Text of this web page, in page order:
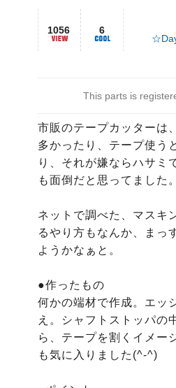
1056 6
This parts is
市販のテープカッターは
多かったり、テープ使う
り、それが嫌ならハサミ
も面倒だと思ってました。
ネットで調べた、マスキ
るやり方もなんか、まっ
ようかなぁと。
●作ったもの
何かの端材で作成。エッ
え。シャフトストッパの
ら、テープを割くイメー
も気に入りました(^-^)